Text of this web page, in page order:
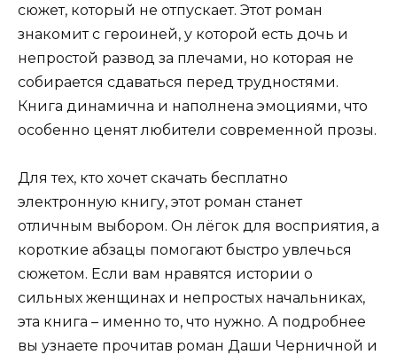
сюжет, который не отпускает. Этот роман
знакомит с героиней, у которой есть дочь и
непростой развод за плечами, но которая не
собирается сдаваться перед трудностями.
Книга динамична и наполнена эмоциями, что
особенно ценят любители современной прозы.
Для тех, кто хочет скачать бесплатно
электронную книгу, этот роман станет
отличным выбором. Он лёгок для восприятия, а
короткие абзацы помогают быстро увлечься
сюжетом. Если вам нравятся истории о
сильных женщинах и непростых начальниках,
эта книга – именно то, что нужно. А подробнее
вы узнаете прочитав роман Даши Черничной и